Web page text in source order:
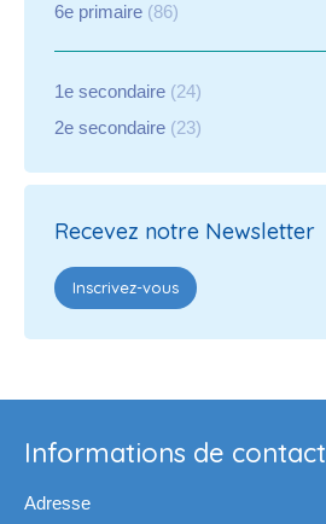
6e primaire (86)
1e secondaire (24)
2e secondaire (23)
Recevez notre Newsletter
Inscrivez-vous
Informations de contact
Adresse